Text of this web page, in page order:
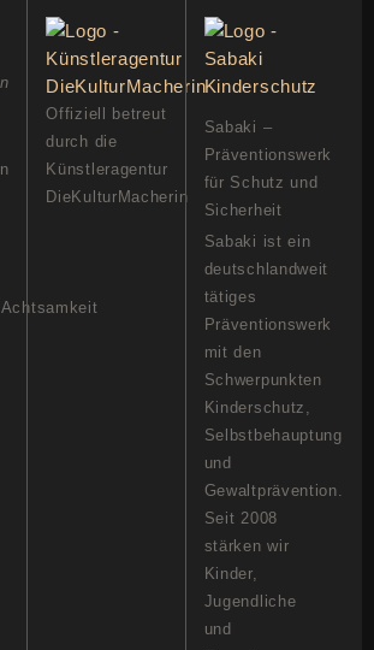
Offiziell betreut
durch die
Künstleragentur
DieKulturMacherin
Sabaki –
Präventionswerk
für Schutz und
Sicherheit
Sabaki ist ein
deutschlandweit
tätiges
Präventionswerk
mit den
Schwerpunkten
Kinderschutz,
Selbstbehauptung
und
Gewaltprävention.
Seit 2008
stärken wir
Kinder,
Jugendliche
und